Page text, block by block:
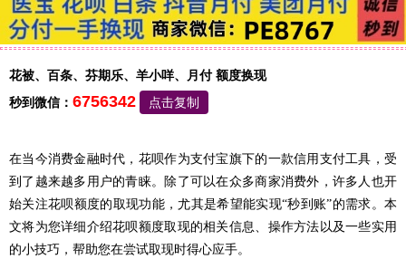
花被、百条、芬期乐、羊小咩、月付 额度换现
秒到微信： 6756342 点击复制
在当今消费金融时代，花呗作为支付宝旗下的一款信用支付工具，受
到了越来越多用户的青睐。除了可以在众多商家消费外，许多人也开
始关注花呗额度的取现功能，尤其是希望能实现“秒到账”的需求。本
文将为您详细介绍花呗额度取现的相关信息、操作方法以及一些实用
的小技巧，帮助您在尝试取现时得心应手。